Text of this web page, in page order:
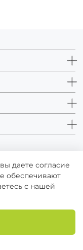
знак
соглашение
даете согласие
обеспечивают
с нашей